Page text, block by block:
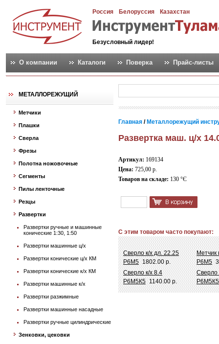
Россия Белоруссия Казахстан
Безусловный лидер!
О компании Каталоги Поверка Прайс-листы
МЕТАЛЛОРЕЖУЩИЙ
Метчики
Плашки
Сверла
Фрезы
Полотна ножовочные
Сегменты
Пилы ленточные
Резцы
Развертки
Развертки ручные и машинные
конические 1:30, 1:50
Развертки машинные ц/х
Развертки конические ц/х КМ
Развертки конические к/х КМ
Развертки машинные к/х
Развертки разжимные
Развертки машинные насадные
Развертки ручные цилиндрические
Зенковки, цековки
Главная / Металлорежущий
Развертка маш. ц/х
Артикул: 169134
Цена: 725,00 р.
Товаров на складе: 130 °Є
С этим товаром часто покупают:
Сверло к/х дл. 22.25
Р6М5 1802.00 р.
Метчик
Р6М5
Сверло к/х 8.4
Р6М5К5 1140.00 р.
Сверло
Р6М5К5